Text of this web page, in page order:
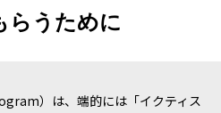
らうために
）は、端的には「イクティス